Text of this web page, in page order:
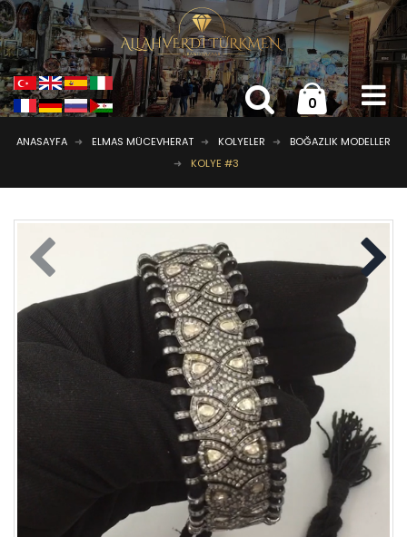
0
ANASAYFA ELMAS MÜCEVHERAT KOLYELER
BOĞAZLIK MODELLER
KOLYE #3